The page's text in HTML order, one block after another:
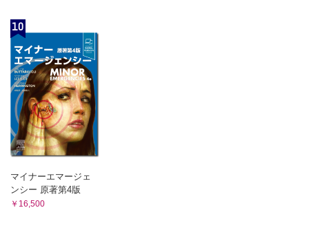
10
マイナーエマージェ
ンシー 原著第4版
￥16,500